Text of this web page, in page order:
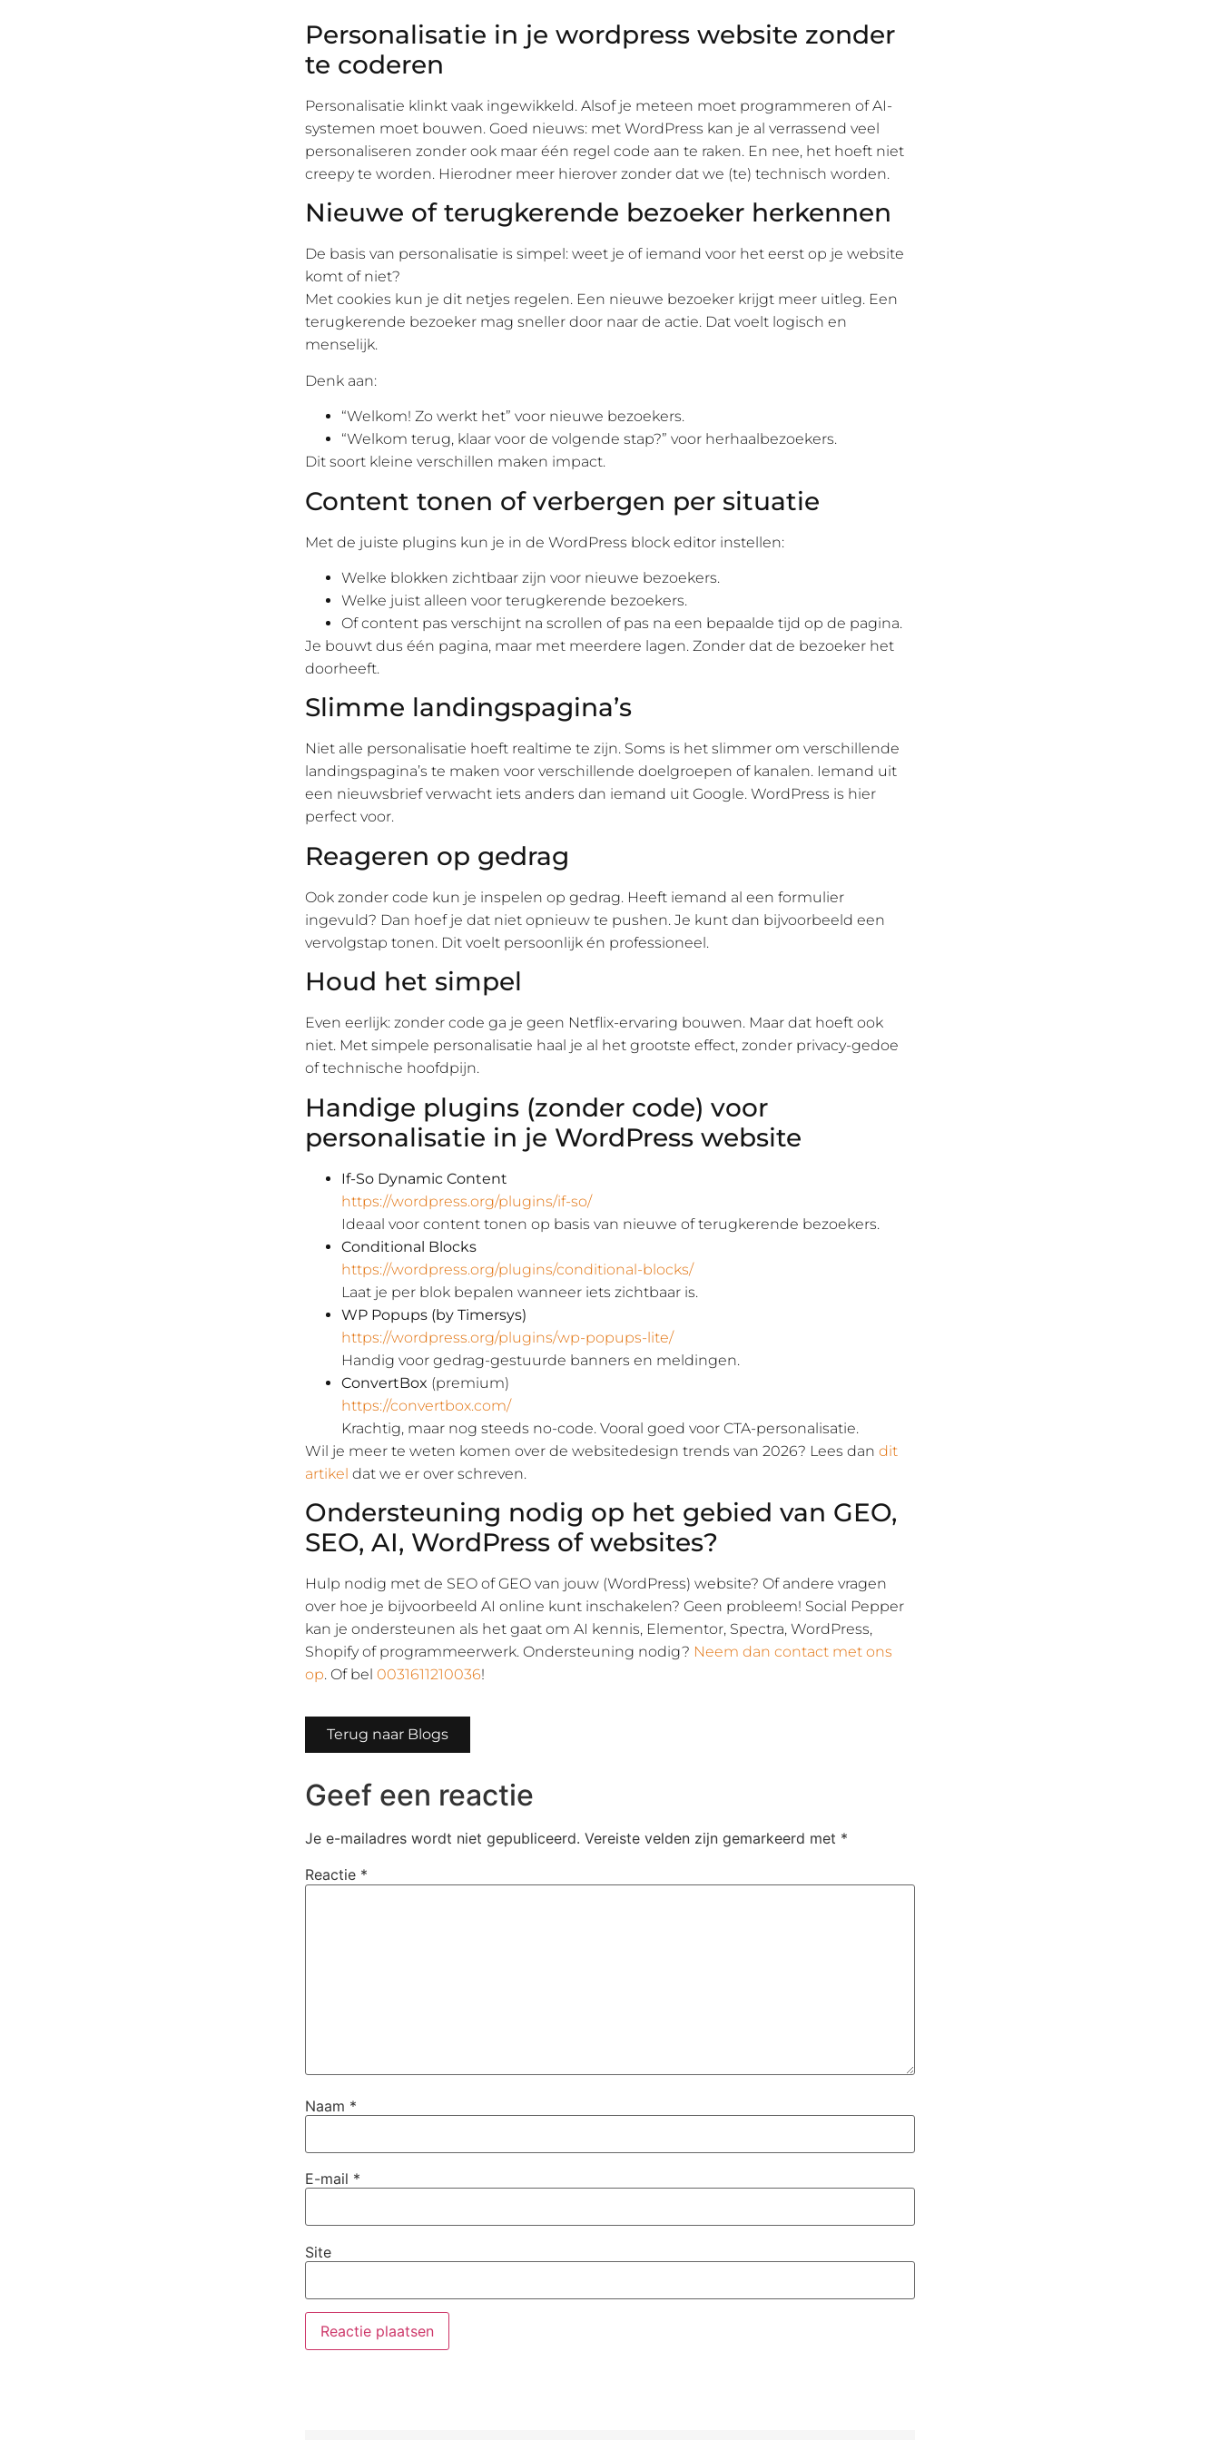
Personalisatie in je wordpress website zonder
te coderen
Personalisatie klinkt vaak ingewikkeld. Alsof je meteen moet programmeren of AI-
systemen moet bouwen. Goed nieuws: met WordPress kan je al verrassend veel
personaliseren zonder ook maar één regel code aan te raken. En nee, het hoeft niet
creepy te worden. Hierodner meer hierover zonder dat we (te) technisch worden.
Nieuwe of terugkerende bezoeker herkennen
De basis van personalisatie is simpel: weet je of iemand voor het eerst op je website
komt of niet?
Met cookies kun je dit netjes regelen. Een nieuwe bezoeker krijgt meer uitleg. Een
terugkerende bezoeker mag sneller door naar de actie. Dat voelt logisch en
menselijk.
Denk aan:
“Welkom! Zo werkt het” voor nieuwe bezoekers.
“Welkom terug, klaar voor de volgende stap?” voor herhaalbezoekers.
Dit soort kleine verschillen maken impact.
Content tonen of verbergen per situatie
Met de juiste plugins kun je in de WordPress block editor instellen:
Welke blokken zichtbaar zijn voor nieuwe bezoekers.
Welke juist alleen voor terugkerende bezoekers.
Of content pas verschijnt na scrollen of pas na een bepaalde tijd op de pagina.
Je bouwt dus één pagina, maar met meerdere lagen. Zonder dat de bezoeker het
doorheeft.
Slimme landingspagina’s
Niet alle personalisatie hoeft realtime te zijn. Soms is het slimmer om verschillende
landingspagina’s te maken voor verschillende doelgroepen of kanalen. Iemand uit
een nieuwsbrief verwacht iets anders dan iemand uit Google. WordPress is hier
perfect voor.
Reageren op gedrag
Ook zonder code kun je inspelen op gedrag. Heeft iemand al een formulier
ingevuld? Dan hoef je dat niet opnieuw te pushen. Je kunt dan bijvoorbeeld een
vervolgstap tonen. Dit voelt persoonlijk én professioneel.
Houd het simpel
Even eerlijk: zonder code ga je geen Netflix-ervaring bouwen. Maar dat hoeft ook
niet. Met simpele personalisatie haal je al het grootste effect, zonder privacy-gedoe
of technische hoofdpijn.
Handige plugins (zonder code) voor
personalisatie in je WordPress website
If-So Dynamic Content
https://wordpress.org/plugins/if-so/
Ideaal voor content tonen op basis van nieuwe of terugkerende bezoekers.
Conditional Blocks
https://wordpress.org/plugins/conditional-blocks/
Laat je per blok bepalen wanneer iets zichtbaar is.
WP Popups (by Timersys)
https://wordpress.org/plugins/wp-popups-lite/
Handig voor gedrag-gestuurde banners en meldingen.
ConvertBox (premium)
https://convertbox.com/
Krachtig, maar nog steeds no-code. Vooral goed voor CTA-personalisatie.
Wil je meer te weten komen over de websitedesign trends van 2026? Lees dan dit
artikel dat we er over schreven.
Ondersteuning nodig op het gebied van GEO,
SEO, AI, WordPress of websites?
Hulp nodig met de SEO of GEO van jouw (WordPress) website? Of andere vragen
over hoe je bijvoorbeeld AI online kunt inschakelen? Geen probleem! Social Pepper
kan je ondersteunen als het gaat om AI kennis, Elementor, Spectra, WordPress,
Shopify of programmeerwerk. Ondersteuning nodig? Neem dan contact met ons
op. Of bel 0031611210036!
Terug naar Blogs
Geef een reactie
Je e-mailadres wordt niet gepubliceerd. Vereiste velden zijn gemarkeerd met *
Reactie *
Naam *
E-mail *
Site